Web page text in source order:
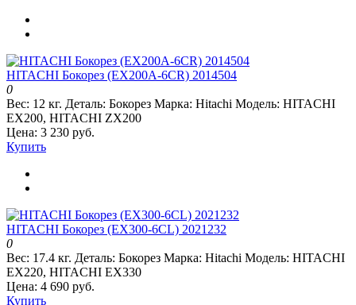
HITACHI Бокорез (EX200A-6CR) 2014504
0
Вес: 12 кг. Деталь: Бокорез Марка: Hitachi Модель: HITACHI
EX200, HITACHI ZX200
Цена: 3 230 руб.
Купить
HITACHI Бокорез (EX300-6CL) 2021232
0
Вес: 17.4 кг. Деталь: Бокорез Марка: Hitachi Модель: HITACHI
EX220, HITACHI EX330
Цена: 4 690 руб.
Купить